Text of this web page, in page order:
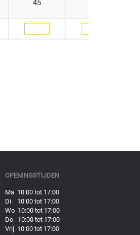
45
OPENINGSTIJDEN
Ma 10:00 tot 17:00
Di 10:00 tot 17:00
Wo 10:00 tot 17:00
Do 10:00 tot 17:00
Vrij 10:00 tot 17:00